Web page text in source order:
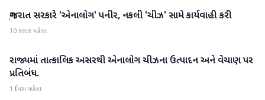
ગુજરાત ગુજરાત સરકારે 'એનાલોગ' પનીર, નકલી 'ચીઝ' સામે કાર્યવાહી કરી
10 કલાક પહેલા
ગુજરાત
રાજ્યમાં તાત્કાલિક અસરથી એનાલોગ ચીઝના ઉત્પાદન અને વેચાણ પર
પ્રતિબંધ.
1 દિવસ પહેલા